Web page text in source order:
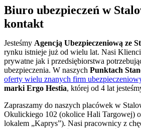
Biuro ubezpieczeń w
kontakt
Jesteśmy Agencją Ubezpieczeniową ze
rynku istnieje już od wielu lat. Nasi
prywatne jak i przedsiębiorstwa
ubezpieczenia. W naszych Punktach
oferty wielu znanych firm
marki Ergo Hestia, której od 4 lat
Zapraszamy do naszych placówek w
Okulickiego 102 (okolice Hali Targowej)
lokalem „Kaprys”). Nasi pracownicy z